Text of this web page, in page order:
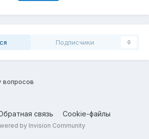
Подписчики 0
вопросов
связь Cookie-файлы
by Invision Community